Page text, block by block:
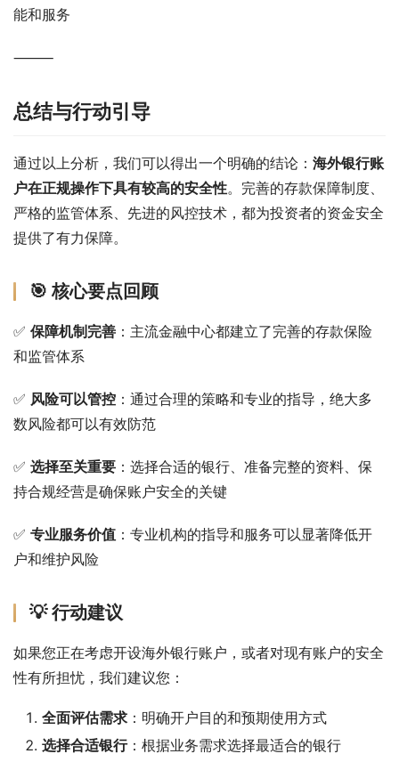
能和服务
⸻
总结与行动引导
通过以上分析，我们可以得出一个明确的结论： 海外银行账
户在正规操作下具有较高的安全性。完善的存款保障制度、
严格的监管体系、先进的风控技术，都为投资者的资金安全
提供了有力保障。
🎯 核心要点回顾
✅ 保障机制完善 ：主流金融中心都建立了完善的存款保险
和监管体系
✅ 风险可以管控 ：通过合理的策略和专业的指导，绝大多
数风险都可以有效防范
✅ 选择至关重要 ：选择合适的银行、准备完整的资料、保
持合规经营是确保账户安全的关键
✅ 专业服务价值 ：专业机构的指导和服务可以显著降低开
户和维护风险
💡 行动建议
如果您正在考虑开设海外银行账户，或者对现有账户的安全
性有所担忧，我们建议您：
全面评估需求 ：明确开户目的和预期使用方式
选择合适银行：根据业务需求选择最适合的银行